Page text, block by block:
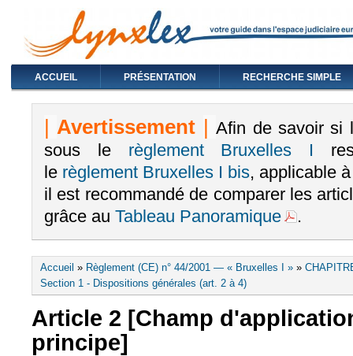
ACCUEIL PRÉSENTATION RECHERCHE SIMPLE
|Avertissement | Afin de savoir si
sous le règlement Bruxelles I
le règlement Bruxelles I bis, applicable
il est recommandé de comparer les
grâce au Tableau Panoramique .
Vous êtes ici
Accueil » Règlement (CE) n° 44/2001 — « Bruxelles I » »
Section 1 - Dispositions générales (art. 2 à 4)
Article 2 [Champ
principe]